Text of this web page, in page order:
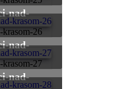
26
27